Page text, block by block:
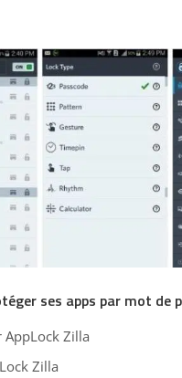
ses apps par mot de
AppLock Zilla
Zilla